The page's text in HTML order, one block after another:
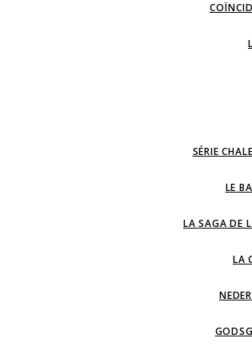
SÉRIE
LE
LA SAGA DE
LA